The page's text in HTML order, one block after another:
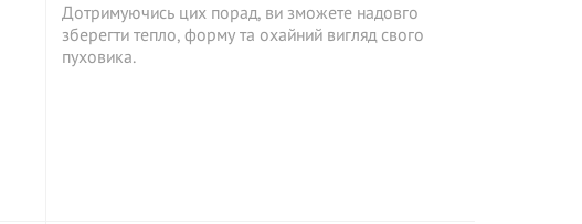
Дотримуючись цих порад, ви зможете надовго
зберегти тепло, форму та охайний вигляд свого
пуховика.